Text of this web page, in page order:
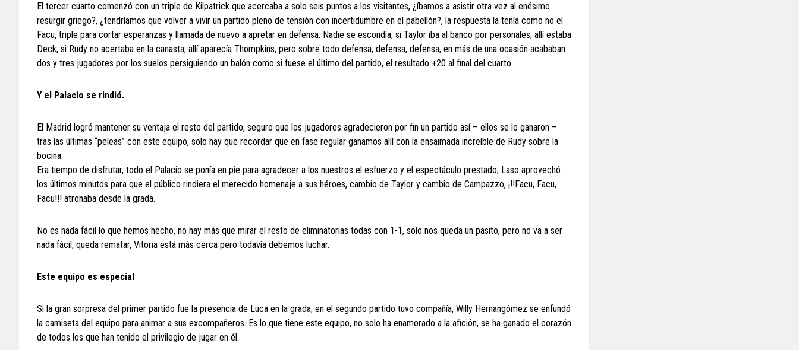
El tercer cuarto comenzó con un triple de Kilpatrick que acercaba a solo seis puntos a los visitantes, ¿íbamos a asistir otra vez al enésimo
resurgir griego?, ¿tendríamos que volver a vivir un partido pleno de tensión con incertidumbre en el pabellón?, la respuesta la tenía como no el
Facu, triple para cortar esperanzas y llamada de nuevo a apretar en defensa. Nadie se escondía, si Taylor iba al banco por personales, allí estaba
Deck, si Rudy no acertaba en la canasta, allí aparecía Thompkins, pero sobre todo defensa, defensa, defensa, en más de una ocasión acababan
dos y tres jugadores por los suelos persiguiendo un balón como si fuese el último del partido, el resultado +20 al final del cuarto.
Y el Palacio se rindió.
El Madrid logró mantener su ventaja el resto del partido, seguro que los jugadores agradecieron por fin un partido así – ellos se lo ganaron –
tras las últimas “peleas” con este equipo, solo hay que recordar que en fase regular ganamos allí con la ensaimada increíble de Rudy sobre la
bocina.
Era tiempo de disfrutar, todo el Palacio se ponía en pie para agradecer a los nuestros el esfuerzo y el espectáculo prestado, Laso aprovechó
los últimos minutos para que el público rindiera el merecido homenaje a sus héroes, cambio de Taylor y cambio de Campazzo, ¡!!Facu, Facu,
Facu!!! atronaba desde la grada.
No es nada fácil lo que hemos hecho, no hay más que mirar el resto de eliminatorias todas con 1-1, solo nos queda un pasito, pero no va a ser
nada fácil, queda rematar, Vitoria está más cerca pero todavía debemos luchar.
Este equipo es especial
Si la gran sorpresa del primer partido fue la presencia de Luca en la grada, en el segundo partido tuvo compañía, Willy Hernangómez se enfundó
la camiseta del equipo para animar a sus excompañeros. Es lo que tiene este equipo, no solo ha enamorado a la afición, se ha ganado el corazón
de todos los que han tenido el privilegio de jugar en él.